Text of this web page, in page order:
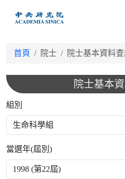
首頁 院士 院士基本資料
院士基本
組別
當選年(屆別)